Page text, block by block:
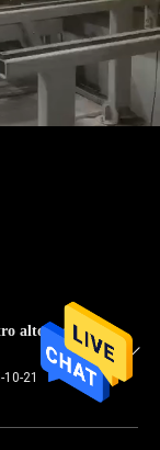
alto/mono-
21